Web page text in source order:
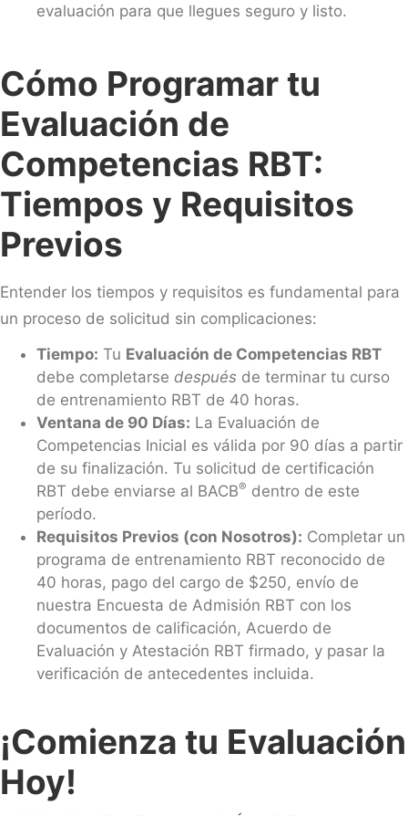
evaluación para que llegues seguro y listo.
Cómo Programar tu
Evaluación de
Competencias RBT:
Tiempos y Requisitos
Previos
Entender los tiempos y requisitos es fundamental para
un proceso de solicitud sin complicaciones:
Tiempo: Tu Evaluación de Competencias RBT
debe completarse después de terminar tu curso
de entrenamiento RBT de 40 horas.
Ventana de 90 Días: La Evaluación de
Competencias Inicial es válida por 90 días a partir
de su finalización. Tu solicitud de certificación
RBT debe enviarse al BACB® dentro de este
período.
Requisitos Previos (con Nosotros): Completar un
programa de entrenamiento RBT reconocido de
40 horas, pago del cargo de $250, envío de
nuestra Encuesta de Admisión RBT con los
documentos de calificación, Acuerdo de
Evaluación y Atestación RBT firmado, y pasar la
verificación de antecedentes incluida.
¡Comienza tu Evaluación
Hoy!